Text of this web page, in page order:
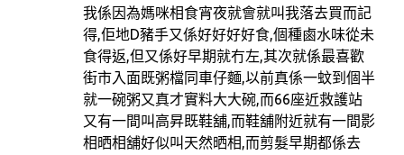
我係因為媽咪相食宵夜就會就叫我落去買而記
得,佢地D豬手又係好好好好食,個種鹵水味從未
食得返,但又係好早期就冇左,其次就係最喜歡
街市入面既粥檔同車仔麵,以前真係一蚊到個半
就一碗粥又真才實料大大碗,而66座近救護站
又有一間叫高昇既鞋舖,而鞋舖附近就有一間影
相晒相舖好似叫天然晒相,而剪髮早期都係去